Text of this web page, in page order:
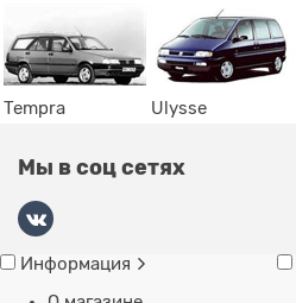
Tempra Ulysse
Мы в соц сетях
Информация